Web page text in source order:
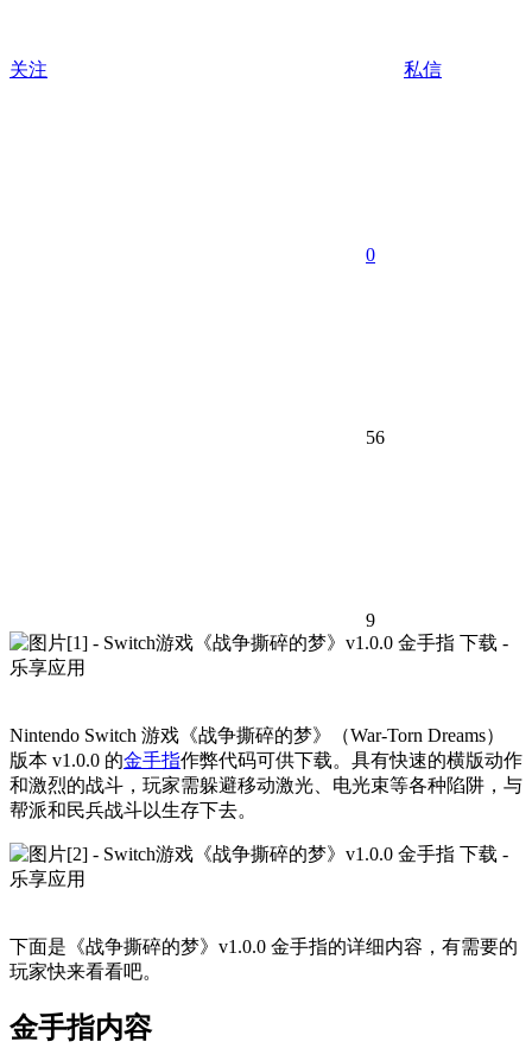
关注 私信
0
56
9
Nintendo Switch 游戏《战争撕碎的梦》（War-Torn Dreams）
版本 v1.0.0 的金手指作弊代码可供下载。具有快速的横版动作
和激烈的战斗，玩家需躲避移动激光、电光束等各种陷阱，与
帮派和民兵战斗以生存下去。
下面是《战争撕碎的梦》v1.0.0 金手指的详细内容，有需要的
玩家快来看看吧。
金手指内容